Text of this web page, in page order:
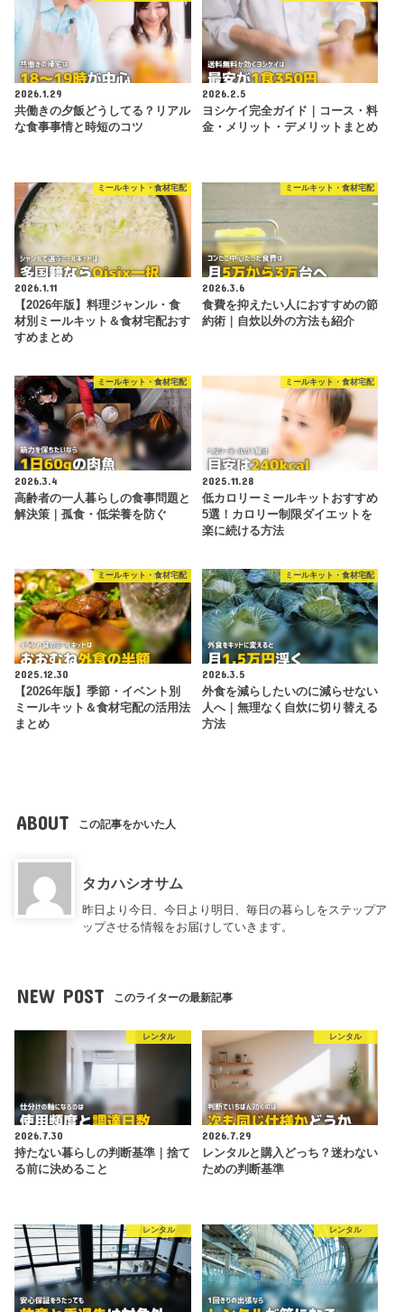
2026.1.29
共働きの夕飯どうしてる？リアル
な食事事情と時短のコツ
2026.2.5
ヨシケイ完全ガイド｜コース・料
金・メリット・デメリットまとめ
ミールキット・食材宅配
2026.1.11
【2026年版】料理ジャンル・食
材別ミールキット＆食材宅配おす
すめまとめ
ミールキット・食材宅配
2026.3.6
食費を抑えたい人におすすめの節
約術｜自炊以外の方法も紹介
ミールキット・食材宅配
2026.3.4
高齢者の一人暮らしの食事問題と
解決策｜孤食・低栄養を防ぐ
ミールキット・食材宅配
2025.11.28
低カロリーミールキットおすすめ
5選！カロリー制限ダイエットを
楽に続ける方法
ミールキット・食材宅配
2025.12.30
【2026年版】季節・イベント別
ミールキット＆食材宅配の活用法
まとめ
ミールキット・食材宅配
2026.3.5
外食を減らしたいのに減らせない
人へ｜無理なく自炊に切り替える
方法
ABOUT この記事をかいた人
タカハシオサム
昨日より今日、今日より明日、毎日の暮らしをステップア
ップさせる情報をお届けしていきます。
NEW POST このライターの最新記事
レンタル
2026.7.30
持たない暮らしの判断基準｜捨て
る前に決めること
レンタル
2026.7.29
レンタルと購入どっち？迷わない
ための判断基準
レンタル レンタル